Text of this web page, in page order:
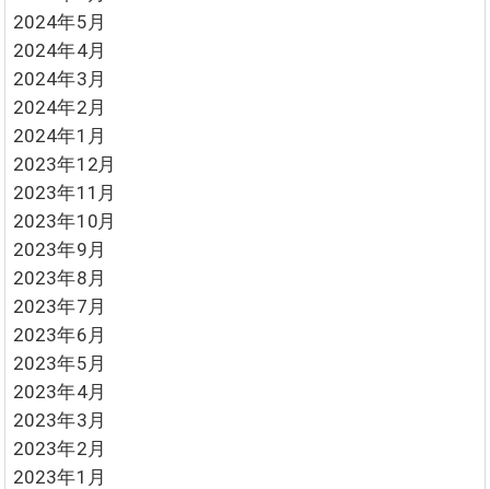
2024年5月
2024年4月
2024年3月
2024年2月
2024年1月
2023年12月
2023年11月
2023年10月
2023年9月
2023年8月
2023年7月
2023年6月
2023年5月
2023年4月
2023年3月
2023年2月
2023年1月